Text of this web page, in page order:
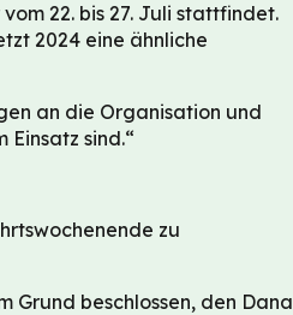
22. bis 27. Juli stattfindet.
2024 eine ähnliche
an die Organisation und
sind.“
zu
Grund beschlossen, den Dana